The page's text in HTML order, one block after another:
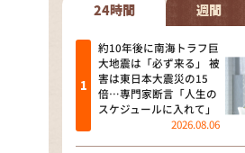
相席食堂
これ余談なんです
～人生密着トー
～ やすとものい
探偵！ナイトス
24時間 週間
約10年後に南海トラフ巨
大地震は「必ず来る」 被
害は東日本大震災の15
倍…専門家断言「人生の
スケジュールに入れて」
2026.08.06